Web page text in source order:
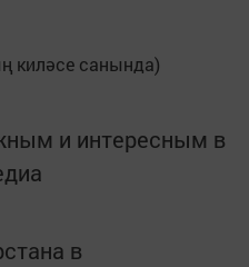
киләсе санында)
и интересным в
в